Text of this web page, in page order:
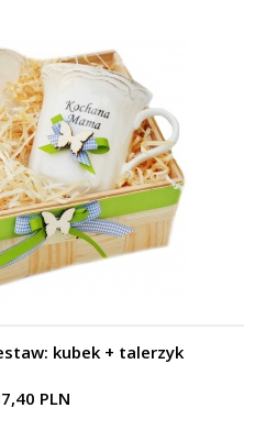
kubek + talerzyk
PLN